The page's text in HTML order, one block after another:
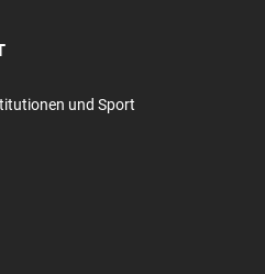
und Sport